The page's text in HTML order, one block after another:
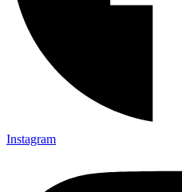
Instagram